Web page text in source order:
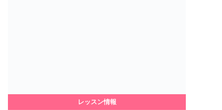
レッスン情報